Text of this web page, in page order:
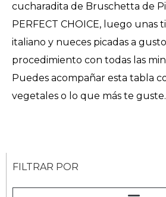
cucharadita de Bruschetta de
PERFECT CHOICE, luego unas
italiano y nueces picadas a
procedimiento con todas las
Puedes acompañar esta tabla
vegetales o lo que más te guste.
FILTRAR POR